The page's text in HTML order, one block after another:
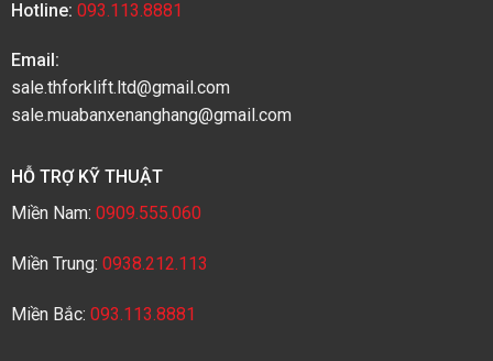
Hotline: 093.113.8881
Email:
sale.thforklift.ltd@gmail.com
sale.muabanxenanghang@gmail.com
HỖ TRỢ KỸ THUẬT
Miền Nam: 0909.555.060
Miền Trung: 0938.212.113
Miền Bắc: 093.113.8881